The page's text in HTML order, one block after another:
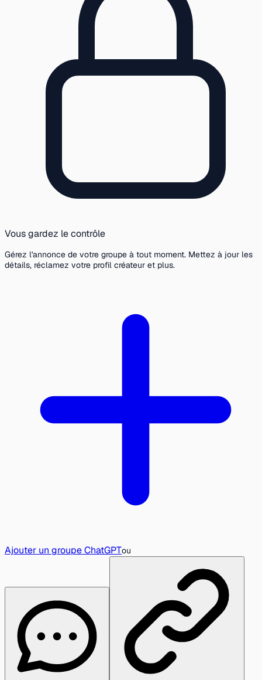
Vous gardez le contrôle
Gérez l'annonce de votre groupe à tout moment. Mettez à jour les
détails, réclamez votre profil créateur et plus.
Ajouter un groupe ChatGPTou